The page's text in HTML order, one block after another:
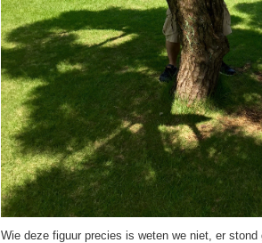
Wie deze figuur precies is weten we niet, er